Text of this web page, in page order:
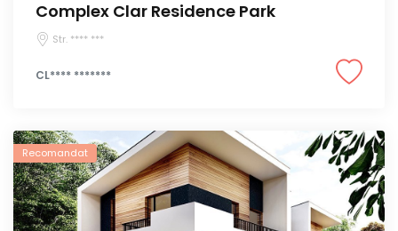
Complex Clar Residence Park
Str. **** ***
CL**** *******
Recomandat